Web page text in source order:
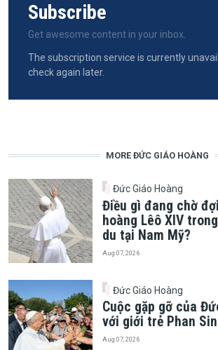
Subscribe
Get awesome content in your inbox.
The subscription service is currently
check again later.
MORE ĐỨC GIÁO HOÀNG
Đức Giáo Hoàng
Điều gì đang chờ
hoàng Lêô XIV
du tại Nam Mỹ?
Aug 07, 2026
Đức Giáo Hoàng
Cuộc gặp gỡ của
với giới trẻ Phan
Aug 07, 2026